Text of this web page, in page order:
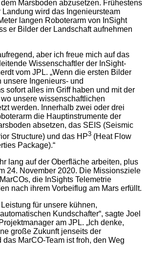
Marsboden abzusetzen. Frühestens
Landung wird das Ingenieursteam
langen Roboterarm von InSight
er Bilder der Landschaft aufnehmen
aber ich freue mich auf das
Wissenschaftler der InSight-
vom JPL. „Wenn die ersten Bilder
unsere Ingenieurs- und
sofort alles im Griff haben und mit der
unsere wissenschaftlichen
werden. Innerhalb zwei oder drei
die Hauptinstrumente der
absetzen, das SEIS (Seismic
Structure) und das HP3 (Heat Flow
Package).“
lang auf der Oberfläche arbeiten, plus
24. November 2020. Die Missionsziele
die InSights Telemetrie
nach ihrem Vorbeiflug am Mars erfüllt.
für unsere kühnen,
Kundschafter“, sagte Joel
am JPL. „Ich denke,
große Zukunft jenseits der
das MarCO-Team ist froh, den Weg